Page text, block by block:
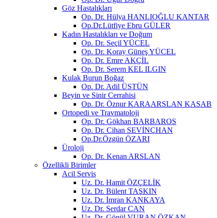
Göz Hastalıkları
Op. Dr. Hülya HANLIOĞLU KANTAR
Op.Dr.Lütfiye Ebru GÜLER
Kadın Hastalıkları ve Doğum
Op. Dr. Seçil YÜCEL
Op. Dr. Koray Güneş YÜCEL
Op. Dr. Emre AKÇİL
Op. Dr. Serem KEL ILGIN
Kulak Burun Boğaz
Op. Dr. Adil ÜSTÜN
Beyin ve Sinir Cerrahisi
Op. Dr. Öznur KARAARSLAN KASAB
Ortopedi ve Travmatoloji
Op. Dr. Gökhan BARBAROS
Op. Dr. Cihan SEVİNÇHAN
Op.Dr.Özgün ÖZARI
Üroloji
Op. Dr. Kenan ARSLAN
Özellikli Birimler
Acil Servis
Uz. Dr. Hamit ÖZÇELİK
Uz. Dr. Bülent TAŞKIN
Uz. Dr. İmran KANKAYA
Uz. Dr. Serdar CAN